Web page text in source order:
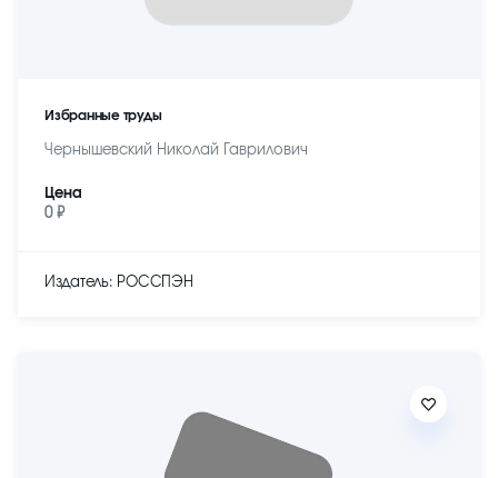
Избранные труды
Чернышевский Николай Гаврилович
Цена
0 ₽
Издатель: РОССПЭН